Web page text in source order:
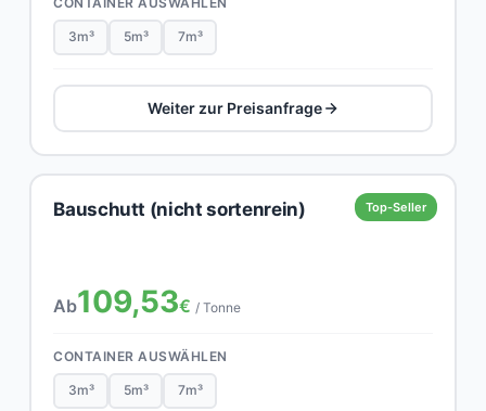
3m³ 5m³ 7m³
Weiter zur Preisanfrage
Top-Seller
Bauschutt (nicht sortenrein)
Ab109,53€ / Tonne
CONTAINER AUSWÄHLEN
3m³ 5m³ 7m³